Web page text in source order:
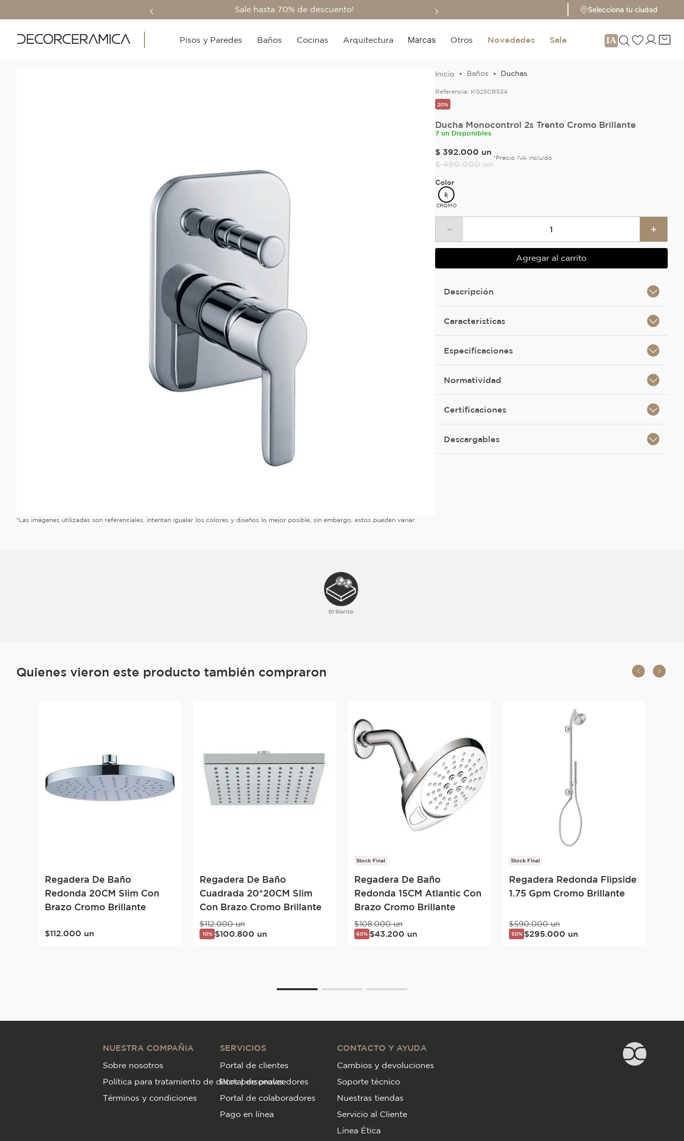
Sale hasta 70% de descuento! Selecciona tu ciudad
Pisos y Paredes Baños Cocinas Arquitectura Marcas Otros Novedades Sale
*Las imágenes utilizadas son referenciales, intentan igualar los colores y diseños lo mejor posible, sin embargo, estos pueden variar
Baños Duchas
Referencia: KG25CR534
20%
Ducha Monocontrol 2s Trento Cromo Brillante
7 un Disponibles
$ 392.000 un
$ 490.000 un
*Precio IVA incluido
Color
CROMO
＋
－
Agregar al carrito
Descripción
Características
Especificaciones
Normatividad
Certificaciones
Descargables
Quienes vieron este producto también compraron
Regadera De Baño
Redonda 20CM Slim Con
Brazo Cromo Brillante
$112 000 un
Regadera De Baño
Cuadrada 20*20CM Slim
Con Brazo Cromo Brillante
$112.000 un
10% $100.800 un
Stock Final
Regadera De Baño
Redonda 15CM Atlantic Con
Brazo Cromo Brillante
$108.000 un
60% $43.200 un
Stock Final
Regadera Redonda Flipside
1.75 Gpm Cromo Brillante
$590.000 un
50% $295.000 un
NUESTRA COMPAÑIA
Sobre nosotros
Política para tratamiento de datos personales
Términos y condiciones
SERVICIOS
Portal de clientes
Portal de proveedores
Portal de colaboradores
Pago en línea
CONTACTO Y AYUDA
Cambios y devoluciones
Soporte técnico
Nuestras tiendas
Servicio al Cliente
Línea Ética